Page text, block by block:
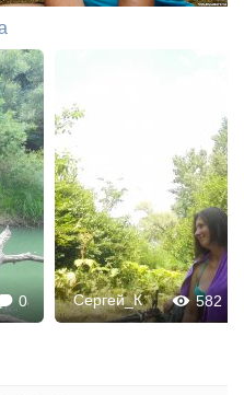
0 582
Сергей_К